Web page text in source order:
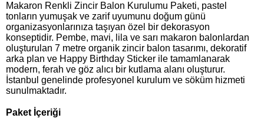
Makaron Renkli Zincir Balon Kurulumu Paketi, pastel
tonların yumuşak ve zarif uyumunu doğum günü
organizasyonlarınıza taşıyan özel bir dekorasyon
konseptidir. Pembe, mavi, lila ve sarı makaron balonlardan
oluşturulan 7 metre organik zincir balon tasarımı, dekoratif
arka plan ve Happy Birthday Sticker ile tamamlanarak
modern, ferah ve göz alıcı bir kutlama alanı oluşturur.
İstanbul genelinde profesyonel kurulum ve söküm hizmeti
sunulmaktadır.
Paket İçeriği